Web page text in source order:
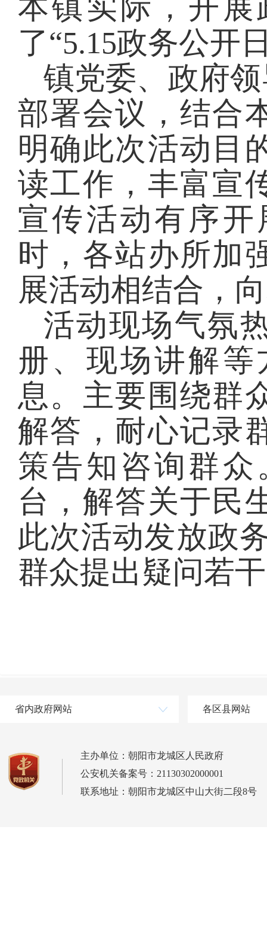
本镇实际， 开展
了“5.15政务公开
镇党委、政府
部署会议，结合
明确此次活动目
读工作，丰富宣
宣传活动有序
时 ， 各站办所加
展活动相结合，
活动现场气氛
册、现场讲解
息。 主要围绕群
解答，耐心记录
策告知咨询群众
台，解答关于民
此次活动发放政
群众提出疑问若
省内政府网站 各区县网站
主办单位：朝阳市龙城区人民政府
公安机关备案号：21130302000001
联系地址：朝阳市龙城区中山大街二段8号